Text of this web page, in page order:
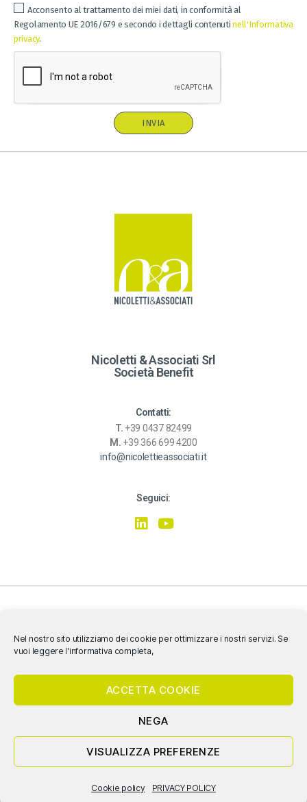
Nel nostro sito utilizziamo dei cookie per ottimizzare i nostri servizi. Se
vuoi leggere l'informativa completa,
ACCETTA COOKIE
NEGA
VISUALIZZA PREFERENZE
Cookie policy PRIVACY POLICY
Acconsento al trattamento dei miei dati, in conformità al
Regolamento UE 2016/679 e secondo i dettagli contenutinell'Informativa
privacy.
INVIA
l
Nicoletti & Associati Srl
Società Benefit
Contatti:
T. +39 0437 82499
M. +39 366 699 4200
info@nicolettieassociati.it
Seguici:
© 2020 Nicoletti & Associati Srl Società Benefit- P.IVA e C.F. 04620640260
PRIVACY |
COOKIE POLICY